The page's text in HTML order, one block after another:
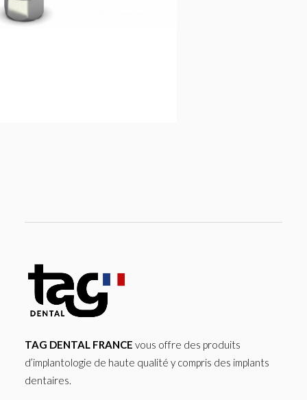
TAG DENTAL FRANCE vous offre des produits
d’implantologie de haute qualité y compris des implants
dentaires.